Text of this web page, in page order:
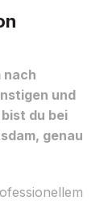
nach
und
bist du bei
genau